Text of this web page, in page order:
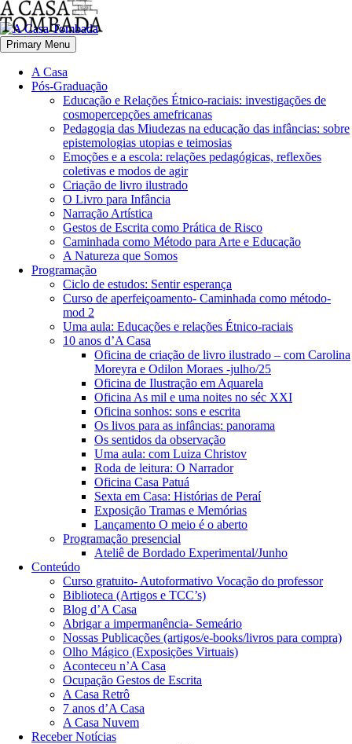
Primary Menu
A Casa
Pós-Graduação
Educação e Relações Étnico-raciais: investigações de
cosmopercepções amefricanas
Pedagogia das Miudezas na educação das infâncias: sobre
epistemologias utopias e teimosias
Emoções e a escola: relações pedagógicas, reflexões
coletivas e modos de agir
Criação de livro ilustrado
O Livro para Infância
Narração Artística
Gestos de Escrita como Prática de Risco
Caminhada como Método para Arte e Educação
A Natureza que Somos
Programação
Ciclo de estudos: Sentir esperança
Curso de aperfeiçoamento- Caminhada como método-
mod 2
Uma aula: Educações e relações Étnico-raciais
10 anos d’A Casa
Oficina de criação de livro ilustrado – com Carolina
Moreyra e Odilon Moraes -julho/25
Oficina de Ilustração em Aquarela
Oficina As mil e uma noites no séc XXI
Oficina sonhos: sons e escrita
Os livos para as infâncias: panorama
Os sentidos da observação
Uma aula: com Luiza Christov
Roda de leitura: O Narrador
Oficina Casa Patuá
Sexta em Casa: Histórias de Peraí
Exposição Tramas e Memórias
Lançamento O meio é o aberto
Programação presencial
Ateliê de Bordado Experimental/Junho
Conteúdo
Curso gratuito- Autoformativo Vocação do professor
Biblioteca (Artigos e TCC’s)
Blog d’A Casa
Abrigar a impermanência- Semeário
Nossas Publicações (artigos/e-books/livros para compra)
Olho Mágico (Exposições Virtuais)
Aconteceu n’A Casa
Ocupação Gestos de Escrita
A Casa Retrô
7 anos d’A Casa
A Casa Nuvem
Receber Notícias